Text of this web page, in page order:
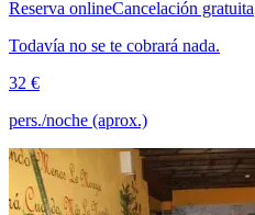
Reserva onlineCancelación gratuita
Todavía no se te cobrará nada.
32 €
pers./noche (aprox.)